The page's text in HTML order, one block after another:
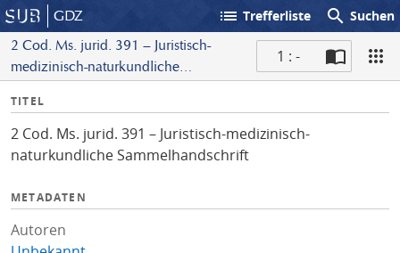
GDZ list Trefferliste search Suchen
2 Cod. Ms. jurid. 391 – Juristisch-
medizinisch-naturkundliche
1 : -
I
f
o
TITEL
2 Cod. Ms. jurid. 391 – Juristisch-medizinisch-
naturkundliche Sammelhandschrift
METADATEN
Autoren